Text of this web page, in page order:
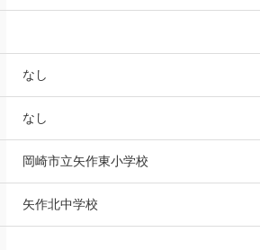
なし
なし
岡崎市立矢作東小学校
矢作北中学校